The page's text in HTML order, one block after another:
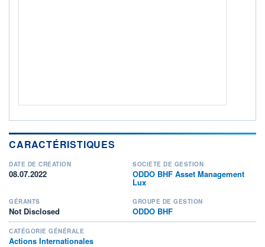
+ PORTEFEUILLE + LISTE
CARACTÉRISTIQUES
DATE DE CRÉATION
08.07.2022
SOCIÉTÉ DE GESTION
ODDO BHF Asset Management
Lux
GÉRANTS
Not Disclosed
GROUPE DE GESTION
ODDO BHF
CATÉGORIE GÉNÉRALE
Actions Internationales